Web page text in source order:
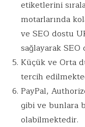
etiketlerini
motarlarında
ve SEO dostu
sağlayarak SEO
Küçük ve Orta
tercih
PayPal,
gibi ve bunlara
olabilmektedir.